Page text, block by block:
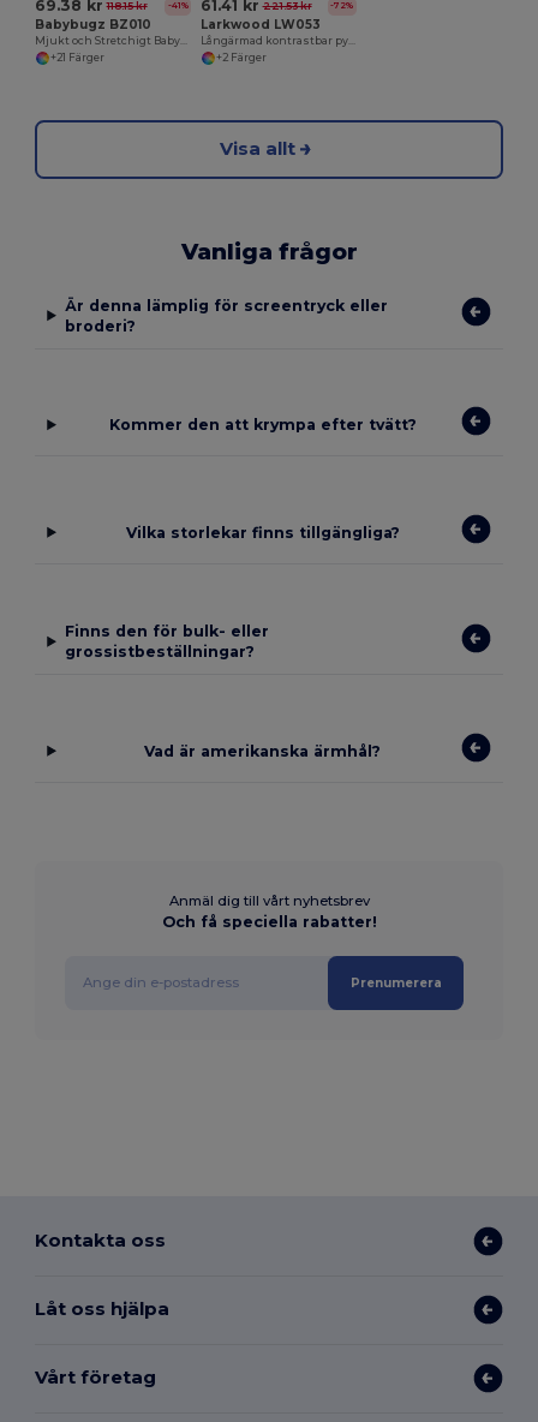
69.38 kr 118.15 kr -41%
Babybugz BZ010
+21 Färger
61.41 kr 221.53 kr -72%
Larkwood LW053
+2 Färger
Visa allt
Vanliga frågor
Är denna lämplig för screentryck eller
broderi?
Kommer den att krympa efter tvätt?
Vilka storlekar finns tillgängliga?
Finns den för bulk- eller
grossistbeställningar?
Vad är amerikanska ärmhål?
Anmäl dig till vårt nyhetsbrev
Och få speciella rabatter!
Prenumerera
Kontakta oss
Låt oss hjälpa
Vårt företag